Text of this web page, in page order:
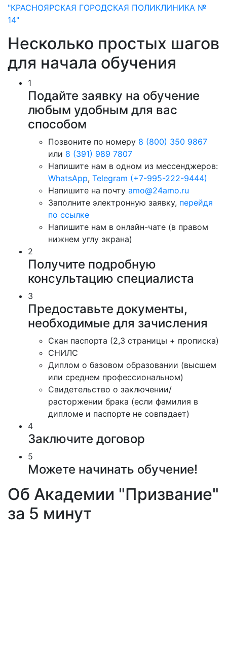
"КРАСНОЯРСКАЯ ГОРОДСКАЯ ПОЛИКЛИНИКА №
14"
Несколько простых шагов
для начала обучения
1
Подайте заявку на обучение
любым удобным для вас
способом
Позвоните по номеру 8 (800) 350 9867
или 8 (391) 989 7807
Напишите нам в одном из мессенджеров:
WhatsApp, Telegram (+7-995-222-9444)
Напишите на почту amo@24amo.ru
Заполните электронную заявку, перейдя
по ссылке
Напишите нам в онлайн-чате (в правом
нижнем углу экрана)
2
Получите подробную
консультацию специалиста
3
Предоставьте документы,
необходимые для зачисления
Скан паспорта (2,3 страницы + прописка)
СНИЛС
Диплом о базовом образовании (высшем
или среднем профессиональном)
Свидетельство о заключении/
расторжении брака (если фамилия в
дипломе и паспорте не совпадает)
4
Заключите договор
5
Можете начинать обучение!
Об Академии "Призвание"
за 5 минут